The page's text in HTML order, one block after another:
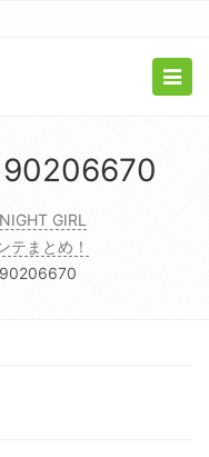
GIRL
テまとめ！